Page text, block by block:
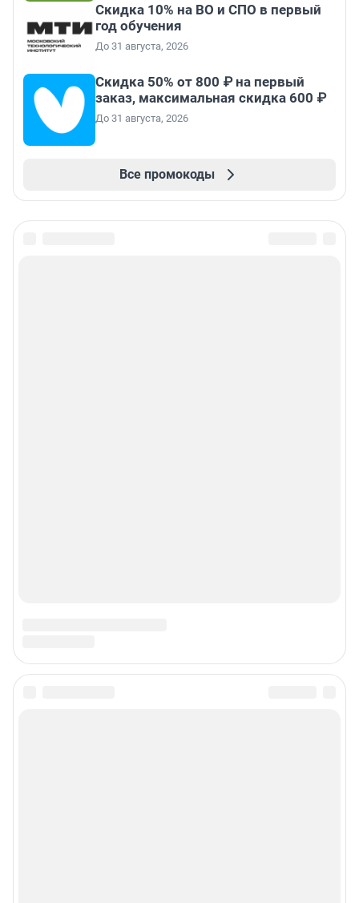
Скидка 10% на ВО и СПО в первый
год обучения
До 31 августа, 2026
Скидка 50% от 800 ₽ на первый
заказ, максимальная скидка 600 ₽
До 31 августа, 2026
Все промокоды